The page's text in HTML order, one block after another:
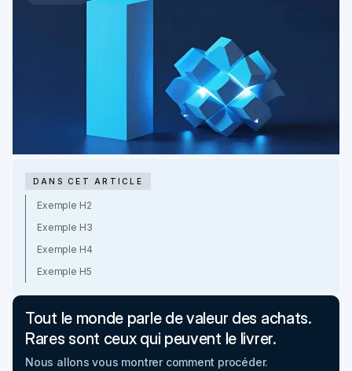
DANS CET ARTICLE
Exemple H2
Exemple H3
Exemple H4
Exemple H5
Tout le monde parle de valeur des achats.
Rares sont ceux qui peuvent le livrer.
Nous allons vous montrer comment procéder.